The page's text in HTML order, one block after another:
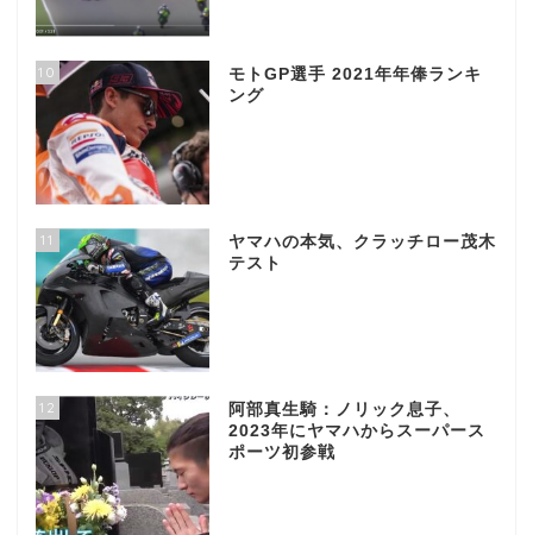
10
モトGP選手 2021年年俸ランキ
ング
11
ヤマハの本気、クラッチロー茂木
テスト
12
阿部真生騎：ノリック息子、
2023年にヤマハからスーパース
ポーツ初参戦